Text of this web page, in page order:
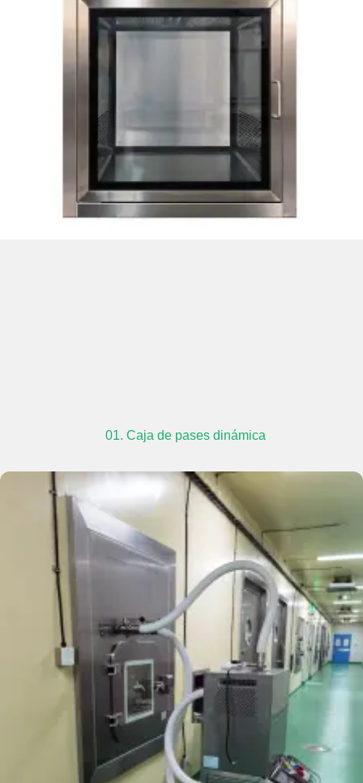
01. Caja de pases dinámica